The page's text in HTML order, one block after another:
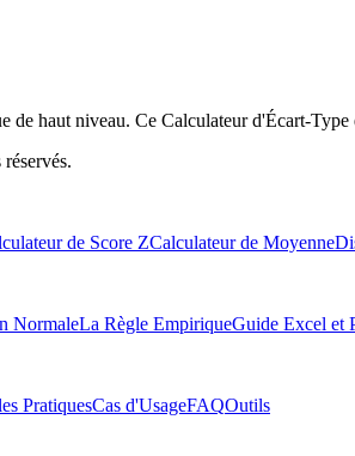
de haut niveau. Ce Calculateur d'Écart-
de Score ZCalculateur de Moyenne
NormaleLa Règle EmpiriqueGuide Excel et
PratiquesCas d'UsageFAQOutils